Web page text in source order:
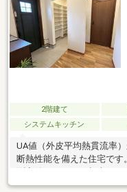
2階建て
システムキッチン
UA値（外皮平均熱貫流率
断熱性能を備えた住宅で
浅の住宅です！長期優良